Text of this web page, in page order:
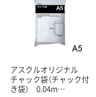
アスクルオリジナル
チャック袋（チャック付
き袋） 0.04m…